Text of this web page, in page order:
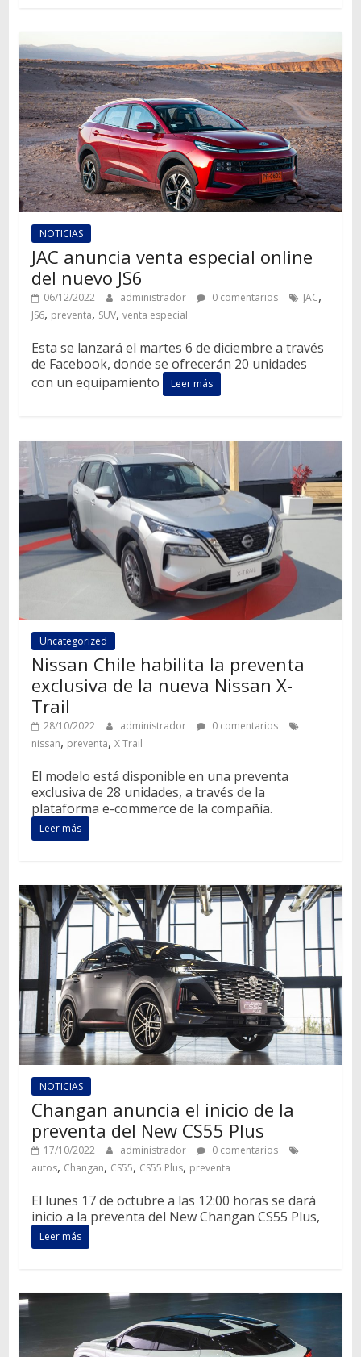
NOTICIAS
JAC anuncia venta especial online
del nuevo JS6
06/12/2022 administrador 0 comentarios JAC,
JS6, preventa, SUV, venta especial
Esta se lanzará el martes 6 de diciembre a través
de Facebook, donde se ofrecerán 20 unidades
con un equipamiento
Leer más
Uncategorized
Nissan Chile habilita la preventa
exclusiva de la nueva Nissan X-
Trail
28/10/2022 administrador
0 comentarios
nissan, preventa, X Trail
El modelo está disponible en una preventa
exclusiva de 28 unidades, a través de la
plataforma e-commerce de la compañía.
Leer más
NOTICIAS
Changan anuncia el inicio de la
preventa del New CS55 Plus
17/10/2022 administrador
0 comentarios
autos, Changan, CS55, CS55 Plus, preventa
El lunes 17 de octubre a las 12:00 horas se dará
inicio a la preventa del New Changan CS55 Plus,
Leer más